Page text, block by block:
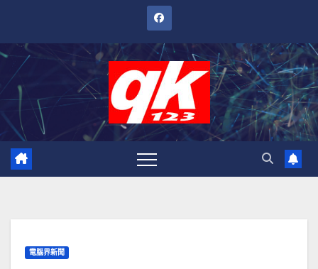
內
電腦界新聞